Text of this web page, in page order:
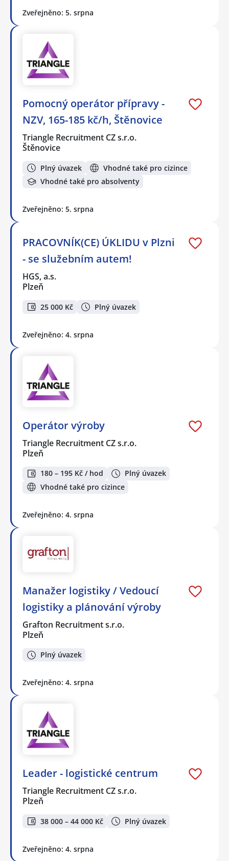
Zveřejněno: 5. srpna
Pomocný operátor přípravy -
NZV, 165-185 kč/h, Štěnovice
Triangle Recruitment CZ s.r.o.
Štěnovice
Plný úvazek
Vhodné také pro cizince
Vhodné také pro absolventy
Zveřejněno: 5. srpna
PRACOVNÍK(CE) ÚKLIDU v Plzni
- se služebním autem!
HGS, a.s.
Plzeň
25 000 Kč Plný úvazek
Zveřejněno: 4. srpna
Operátor výroby
Triangle Recruitment CZ s.r.o.
Plzeň
180 – 195 Kč / hod
Plný úvazek
Vhodné také pro cizince
Zveřejněno: 4. srpna
Manažer logistiky / Vedoucí
logistiky a plánování výroby
Grafton Recruitment s.r.o.
Plzeň
Plný úvazek
Zveřejněno: 4. srpna
Leader - logistické centrum
Triangle Recruitment CZ s.r.o.
Plzeň
38 000 – 44 000 Kč Plný úvazek
Zveřejněno: 4. srpna